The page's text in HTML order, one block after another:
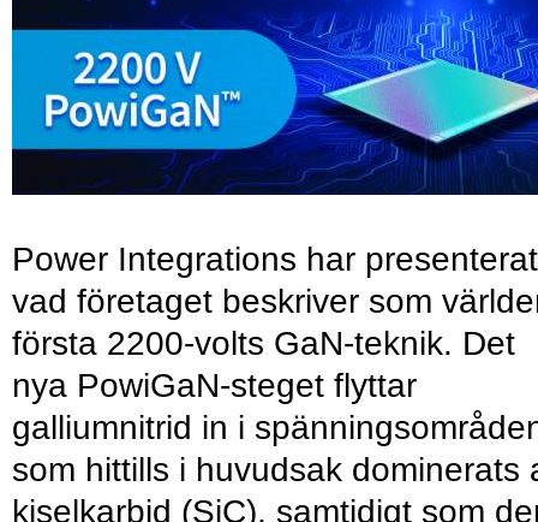
Power Integrations har presenterat
vad företaget beskriver som
första 2200-volts GaN-teknik. Det
nya PowiGaN-steget flyttar
galliumnitrid in i
som hittills i huvudsak dominerats
kiselkarbid (SiC), samtidigt som